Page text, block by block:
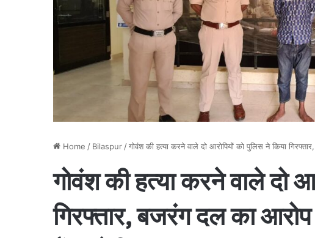
Home / Bilaspur/गोवंश की हत्या करने वाले दो आरोपियों को पुलिस ने किया
गोवंश की हत्या करने वाले दो
गिरफ्तार, बजरंग दल का